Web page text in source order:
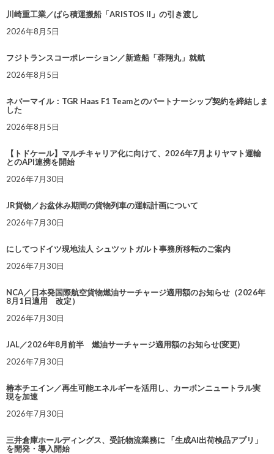
川崎重工業／ばら積運搬船「ARISTOS II」の引き渡し
2026年8月5日
フジトランスコーポレーション／新造船「蓉翔丸」就航
2026年8月5日
ネバーマイル：TGR Haas F1 Teamとのパートナーシップ契約を締結しま
した
2026年8月5日
【トドケール】マルチキャリア化に向けて、2026年7月よりヤマト運輸
とのAPI連携を開始
2026年7月30日
JR貨物／お盆休み期間の貨物列車の運転計画について
2026年7月30日
にしてつドイツ現地法人 シュツットガルト事務所移転のご案内
2026年7月30日
NCA／日本発国際航空貨物燃油サーチャージ適用額のお知らせ（2026年
8月1日適用 改定）
2026年7月30日
JAL／2026年8月前半 燃油サーチャージ適用額のお知らせ(変更)
2026年7月30日
椿本チエイン／再生可能エネルギーを活用し、カーボンニュートラル実
現を加速
2026年7月30日
三井倉庫ホールディングス、受託物流業務に 「生成AI出荷検品アプリ」
を開発・導入開始